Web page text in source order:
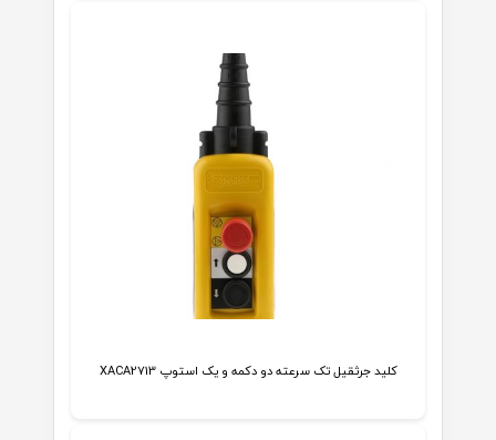
کليد جرثقيل تک سرعته دو دکمه و یک استوپ XACA2713